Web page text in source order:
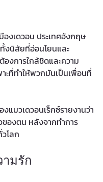
องเดวอน ประเทศอังกฤษ
นิสัยที่อ่อนโยนและ
งการใกล้ชิดและความ
ะที่ทำให้พวกมันเป็นเพื่อนที่
แมวเดวอนเร็กซ์รายงานว่า
องตน หลังจากทำการ
โลก
มรัก